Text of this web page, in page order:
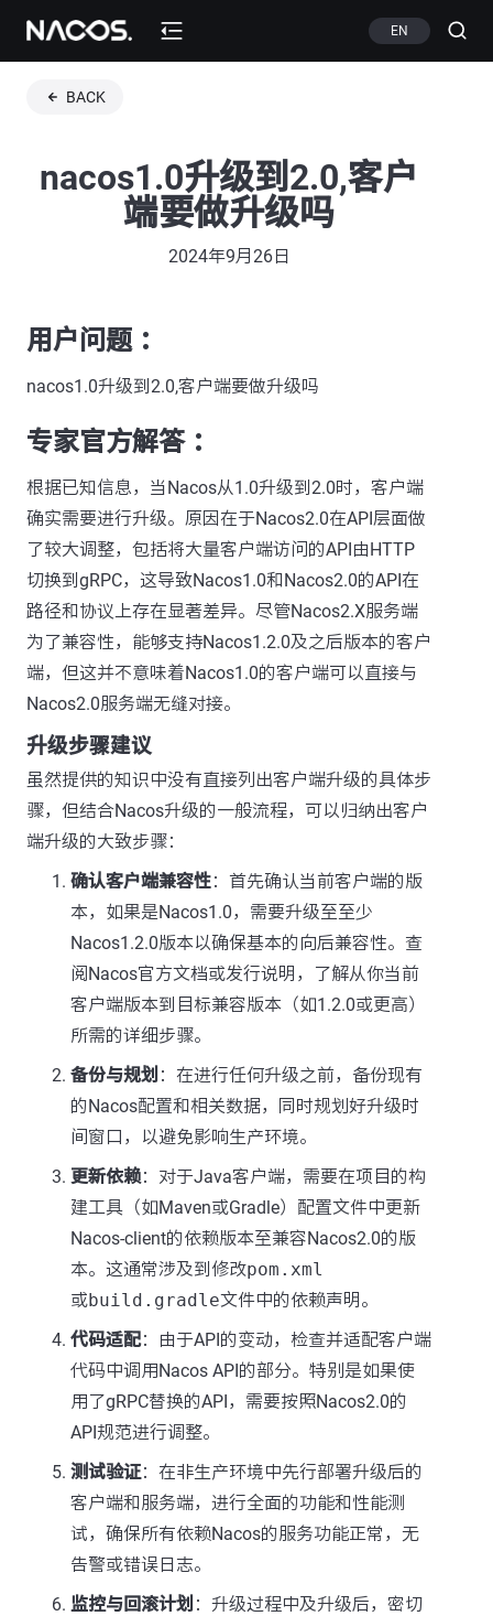
EN
BACK
nacos1.0升级到2.0,客户
端要做升级吗
2024年9月26日
用户问题 ：
nacos1.0升级到2.0,客户端要做升级吗
专家官方解答 ：
根据已知信息，当Nacos从1.0升级到2.0时，客户端
确实需要进行升级。原因在于Nacos2.0在API层面做
了较大调整，包括将大量客户端访问的API由HTTP
切换到gRPC，这导致Nacos1.0和Nacos2.0的API在
路径和协议上存在显著差异。尽管Nacos2.X服务端
为了兼容性，能够支持Nacos1.2.0及之后版本的客户
端，但这并不意味着Nacos1.0的客户端可以直接与
Nacos2.0服务端无缝对接。
升级步骤建议
虽然提供的知识中没有直接列出客户端升级的具体步
骤，但结合Nacos升级的一般流程，可以归纳出客户
端升级的大致步骤：
确认客户端兼容性：首先确认当前客户端的版
本，如果是Nacos1.0，需要升级至至少
Nacos1.2.0版本以确保基本的向后兼容性。查
阅Nacos官方文档或发行说明，了解从你当前
客户端版本到目标兼容版本（如1.2.0或更高）
所需的详细步骤。
备份与规划 ：在进行任何升级之前，备份现有
的Nacos配置和相关数据，同时规划好升级时
间窗口，以避免影响生产环境。
更新依赖：对于Java客户端，需要在项目的构
建工具（如Maven或Gradle）配置文件中更新
Nacos-client的依赖版本至兼容Nacos2.0的版
本。这通常涉及到修改pom.xml
或build.gradle文件中的依赖声明。
代码适配：由于API的变动，检查并适配客户端
代码中调用Nacos API的部分。特别是如果使
用了gRPC替换的API，需要按照Nacos2.0的
API规范进行调整。
测试验证：在非生产环境中先行部署升级后的
客户端和服务端，进行全面的功能和性能测
试，确保所有依赖Nacos的服务功能正常，无
告警或错误日志。
监控与回滚计划 ：升级过程中及升级后，密切